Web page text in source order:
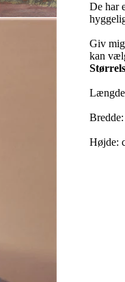
De har
Giv mig
kan
Højde: